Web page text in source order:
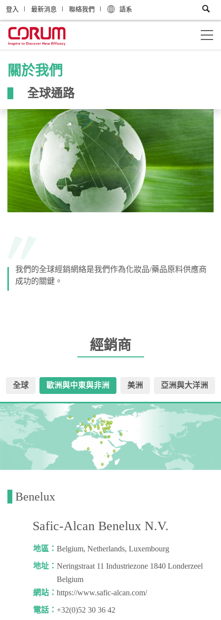
登入 最新消息 聯絡我們 語系
關於我們
全球通路
我們的全球經銷網絡是我們作為化妝品/藥品原料供應商
成功的關鍵。
經銷商
全球 歐洲與中東與非洲 美洲 亞洲與大洋洲
Benelux
Safic-Alcan Benelux N.V.
地區：Belgium, Netherlands, Luxembourg
地址：Neringstraat 11 Industriezone 1840 Londerzeel
Belgium
網站：https://www.safic-alcan.com/
電話：+32(0)52 30 36 42